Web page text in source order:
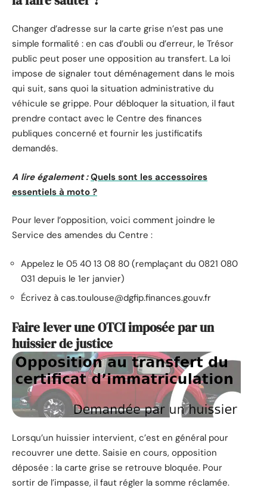
Changer d’adresse sur la carte grise n’est pas une
simple formalité : en cas d’oubli ou d’erreur, le Trésor
public peut poser une opposition au transfert. La loi
impose de signaler tout déménagement dans le mois
qui suit, sans quoi la situation administrative du
véhicule se grippe. Pour débloquer la situation, il faut
prendre contact avec le Centre des finances
publiques concerné et fournir les justificatifs
demandés.
A lire également : Quels sont les accessoires
essentiels à moto ?
Pour lever l’opposition, voici comment joindre le
Service des amendes du Centre :
Appelez le 05 40 13 08 80 (remplaçant du 0821 080
031 depuis le 1er janvier)
Écrivez à cas.toulouse@dgfip.finances.gouv.fr
Faire lever une OTCI imposée par un
huissier de justice
Lorsqu’un huissier intervient, c’est en général pour
recouvrer une dette. Saisie en cours, opposition
déposée : la carte grise se retrouve bloquée. Pour
sortir de l’impasse, il faut régler la somme réclamée.